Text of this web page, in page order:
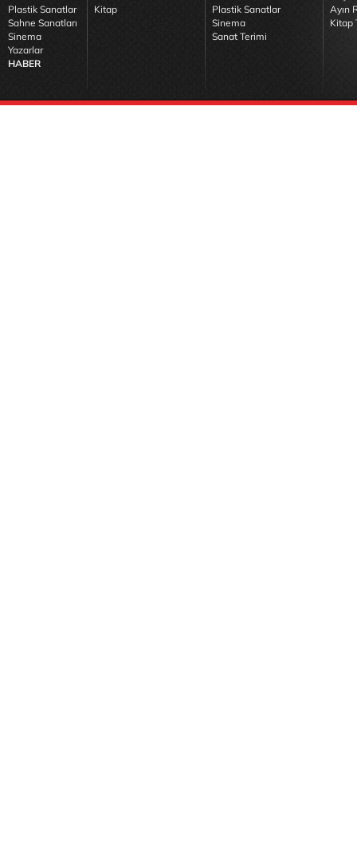
Plastik Sanatlar
Sahne Sanatları
Sinema
Yazarlar
HABER
Kitap
Plastik Sanatlar
Sinema
Sanat Terimi
Ayın
Kitap